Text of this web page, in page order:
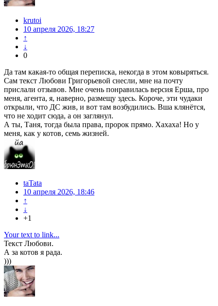
krutoi
10 апреля 2026, 18:27
↑
↓
0
Да там какая-то общая переписка, некогда в этом ковыряться.
Сам текст Любови Григорьевой снесли, мне на почту
прислали отзывов. Мне очень понравилась версия Ерша, про
меня, агента, я, наверно, размещу здесь. Короче, эти чудаки
открыли, что ДС жив, и вот там возбудились. Вша клянётся,
что не ходит сюда, а он заглянул.
А ты, Таня, тогда была права, пророк прямо. Хахаха! Но у
меня, как у котов, семь жизней.
taTata
10 апреля 2026, 18:46
↑
↓
+1
Your text to link...
Текст Любови.
А за котов я рада.
)))